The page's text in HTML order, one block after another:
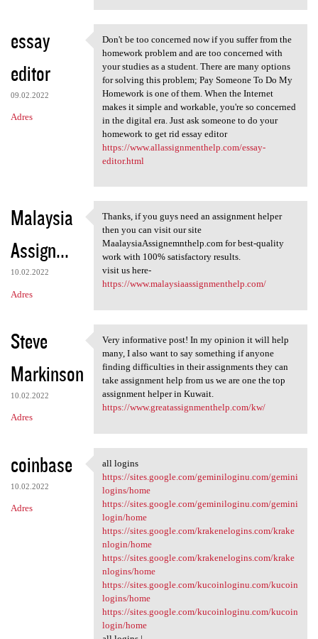
essay
editor
09.02.2022
Adres
Don't be too concerned now if
Don't be too concerned now if you suffer from the
homework problem and are too concerned with
your studies as a student. There are many options
for solving this problem; Pay Someone To Do My
Homework is one of them. When the Internet
makes it simple and workable, you're so concerned
in the digital era. Just ask someone to do your
homework to get rid essay editor
https://www.allassignmenthelp.com/essay-
editor.html
Malaysia
Assign...
10.02.2022
Adres
Thanks, if you guys need an
Thanks, if you guys need an assignment helper
then you can visit our site
MaalaysiaAssignemnthelp.com for best-quality
work with 100% satisfactory results.
visit us here-
https://www.malaysiaassignmenthelp.com/
Steve
Markinson
10.02.2022
Adres
Very informative post! In my
Very informative post! In my opinion it will help
many, I also want to say something if anyone
finding difficulties in their assignments they can
take assignment help from us we are one the top
assignment helper in Kuwait.
https://www.greatassignmenthelp.com/kw/
coinbase
10.02.2022
Adres
all logins
all logins
https://sites.google.com/geminiloginu.com/gemini
logins/home
https://sites.google.com/geminiloginu.com/gemini
login/home
https://sites.google.com/krakenelogins.com/krake
nlogin/home
https://sites.google.com/krakenelogins.com/krake
nlogins/home
https://sites.google.com/kucoinloginu.com/kucoin
logins/home
https://sites.google.com/kucoinloginu.com/kucoin
login/home